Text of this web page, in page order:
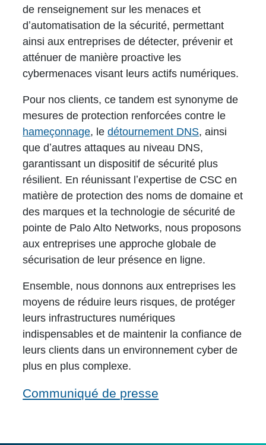
de renseignement sur les menaces et
dʼautomatisation de la sécurité, permettant
ainsi aux entreprises de détecter, prévenir et
atténuer de manière proactive les
cybermenaces visant leurs actifs numériques.
Pour nos clients, ce tandem est synonyme de
mesures de protection renforcées contre le
hameçonnage, ledétournement DNS, ainsi
que dʼautres attaques au niveau DNS,
garantissant un dispositif de sécurité plus
résilient. En réunissant lʼexpertise de CSC en
matière de protection des noms de domaine et
des marques et la technologie de sécurité de
pointe de Palo Alto Networks, nous proposons
aux entreprises une approche globale de
sécurisation de leur présence en ligne.
Ensemble, nous donnons aux entreprises les
moyens de réduire leurs risques, de protéger
leurs infrastructures numériques
indispensables et de maintenir la confiance de
leurs clients dans un environnement cyber de
plus en plus complexe.
Communiqué de presse